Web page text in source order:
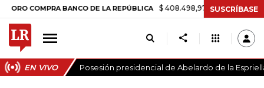
COMPRA BANCO DE LA REPÚBLICA $ 408.498,97 +$ 8.753,81 +2,19%
SUSCRÍBASE
EN VIVO Posesión presidencial de Abelardo de la